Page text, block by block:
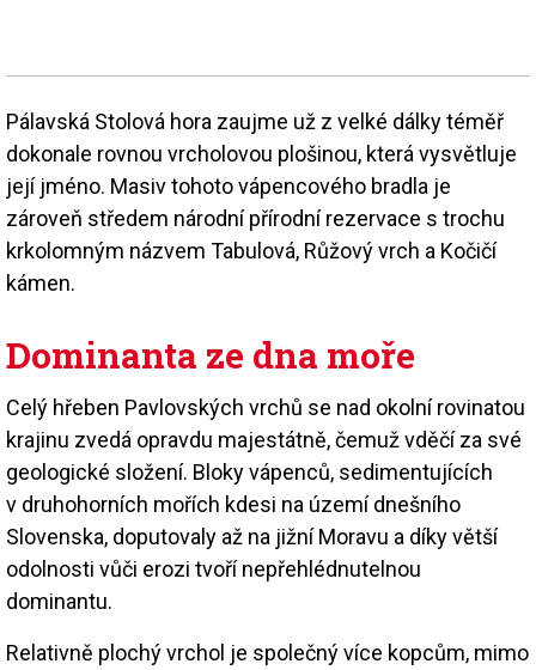
Pálavská Stolová hora zaujme už z velké dálky téměř
dokonale rovnou vrcholovou plošinou, která vysvětluje
její jméno. Masiv tohoto vápencového bradla je
zároveň středem národní přírodní rezervace s trochu
krkolomným názvem Tabulová, Růžový vrch a Kočičí
kámen.
Dominanta ze dna moře
Celý hřeben Pavlovských vrchů se nad okolní rovinatou
krajinu zvedá opravdu majestátně, čemuž vděčí za své
geologické složení. Bloky vápenců, sedimentujících
v druhohorních mořích kdesi na území dnešního
Slovenska, doputovaly až na jižní Moravu a díky větší
odolnosti vůči erozi tvoří nepřehlédnutelnou
dominantu.
Relativně plochý vrchol je společný více kopcům, mimo